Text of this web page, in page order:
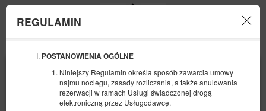
REGULAMIN
POSTANOWIENIA OGÓLNE
Niniejszy Regulamin określa sposób zawarcia umowy
najmu noclegu, zasady rozliczania, a także anulowania
rezerwacji w ramach Usługi świadczonej drogą
elektroniczną przez Usługodawcę.
20
2026